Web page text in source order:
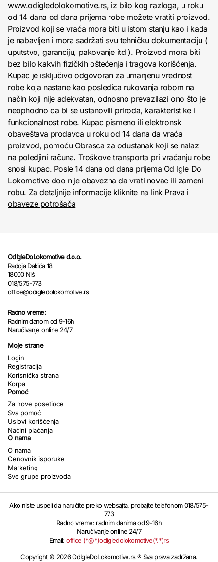
www.odigledolokomotive.rs, iz bilo kog razloga, u roku
od 14 dana od dana prijema robe možete vratiti proizvod.
Proizvod koji se vraća mora biti u istom stanju kao i kada
je nabavljen i mora sadržati svu tehničku dokumentaciju (
uputstvo, garanciju, pakovanje itd ). Proizvod mora biti
bez bilo kakvih fizičkih oštećenja i tragova korišćenja.
Kupac je isključivo odgovoran za umanjenu vrednost
robe koja nastane kao posledica rukovanja robom na
način koji nije adekvatan, odnosno prevazilazi ono što je
neophodno da bi se ustanovili priroda, karakteristike i
funkcionalnost robe. Kupac pismeno ili elektronski
obaveštava prodavca u roku od 14 dana da vraća
proizvod, pomoću Obrasca za odustanak koji se nalazi
na poledjini računa. Troškove transporta pri vraćanju robe
snosi kupac. Posle 14 dana od dana prijema Od Igle Do
Lokomotive doo nije obavezna da vrati novac ili zameni
robu. Za detaljnije informacije kliknite na link Prava i
obaveze potrošača
OdIgleDoLokomotive d.o.o.
Radoja Dakića 18
18000 Niš
018/575-773
office@odigledolokomotive.rs
Radno vreme:
Radnim danom od 9-16h
Naručivanje online 24/7
Moje strane
Login
Registracija
Korisnička strana
Korpa
Pomoć
Za nove posetioce
Sva pomoć
Uslovi korišćenja
Načini plaćanja
O nama
O nama
Cenovnik isporuke
Marketing
Sve grupe proizvoda
Ako niste uspeli da naručite preko websajta, probajte telefonom 018/575-
773
Radno vreme: radnim danima od 9-16h
Naručivanje online 24/7
Email:office (*@*)odigledolokomotive(*.*)rs
Copyright © 2026 OdIgleDoLokomotive.rs ® Sva prava zadržana.